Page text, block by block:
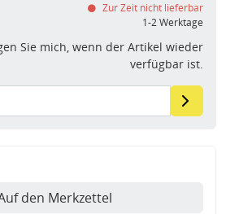
Zur Zeit nicht lieferbar
1-2 Werktage
Sie mich, wenn der Artikel wieder
verfügbar ist.
den Merkzettel